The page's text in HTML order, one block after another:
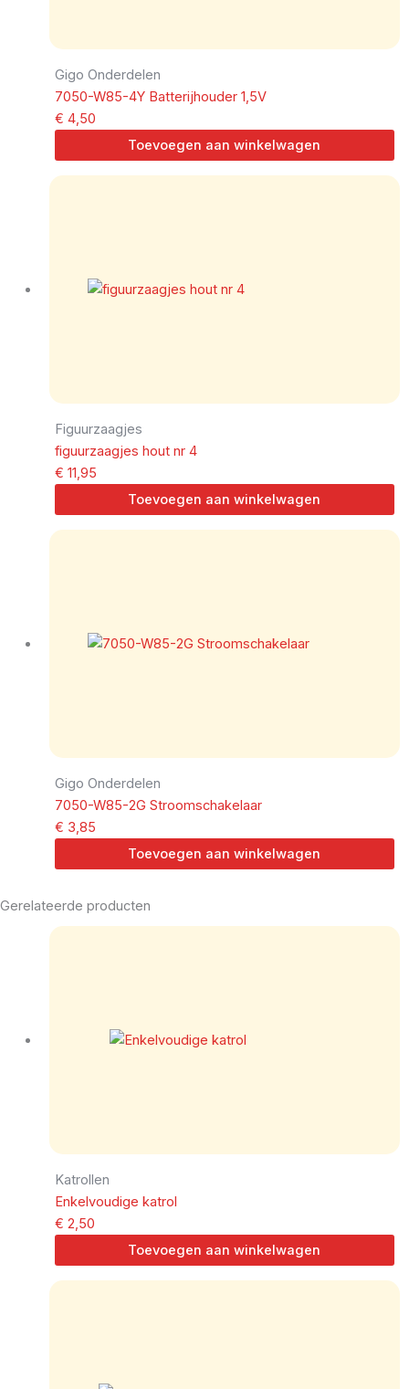
Gigo Onderdelen
7050-W85-4Y Batterijhouder 1,5V
€ 4,50
Toevoegen aan winkelwagen
Figuurzaagjes
figuurzaagjes hout nr 4
€ 11,95
Toevoegen aan winkelwagen
Gigo Onderdelen
7050-W85-2G Stroomschakelaar
€ 3,85
Toevoegen aan winkelwagen
Gerelateerde producten
Katrollen
Enkelvoudige katrol
€ 2,50
Toevoegen aan winkelwagen